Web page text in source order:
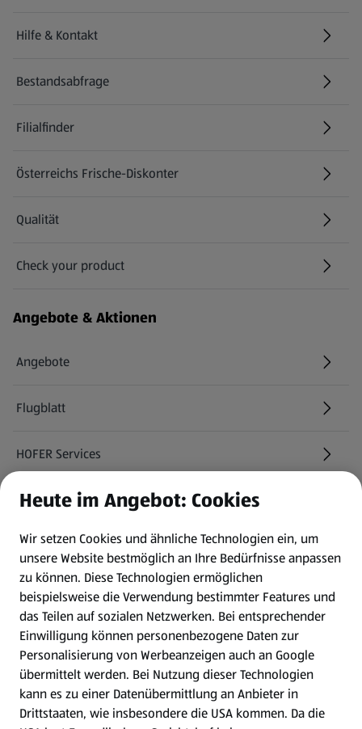
Hilfe & Kontakt
(öffnet in einem neuen Tab)
Bestandsabfrage
(öffnet in einem neuen Tab)
Filialfinder
Österreichs Frische-Diskonter
Qualität
Check your product
(öffnet in einem neuen Tab)
Angebote & Aktionen
Angebote
Flugblatt
HOFER Services
Newsletter
WhatsApp
Gewinnspiele
Mein HOFER. Meine Einkäufe.
Meine Meinung. Mein HOFER.
Heute im Angebot: Cookies
Wir setzen Cookies und ähnliche Technologien ein, um
unsere Website bestmöglich an Ihre Bedürfnisse anpassen
zu können. Diese Technologien ermöglichen
beispielsweise die Verwendung bestimmter Features und
das Teilen auf sozialen Netzwerken. Bei entsprechender
Einwilligung können personenbezogene Daten zur
Personalisierung von Werbeanzeigen auch an Google
übermittelt werden. Bei Nutzung dieser Technologien
kann es zu einer Datenübermittlung an Anbieter in
Drittstaaten, wie insbesondere die USA kommen. Da die